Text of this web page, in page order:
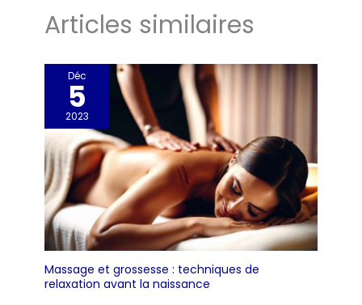
sécurité lors de l'utilisation
Portable et accrochable: Cette
soleil avec un support rotatif à
180° et des trous d'accrochage.
Vous pouvez ajuster l'angle
selon vos besoins pour la
maintenir dans la position
optimale ou l'accrocher au
mur. La construction carrée
symétrique vous permet de
transporter facilement et de
profiter de la lumière chaude
à tout moment à la maison,
au bureau ou en déplacement
Articles similaires
Déc
5
2023
Massage et grossesse : techniques de
relaxation avant la naissance